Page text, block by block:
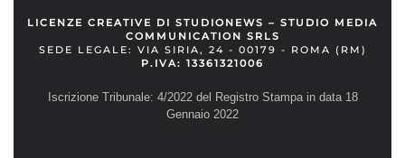
LICENZE CREATIVE DI STUDIONEWS – STUDIO MEDIA
COMMUNICATION SRLS
SEDE LEGALE: VIA SIRIA, 24 - 00179 - ROMA (RM)
P.IVA: 13361321006
Iscrizione Tribunale: 4/2022 del Registro Stampa in data 18
Gennaio 2022